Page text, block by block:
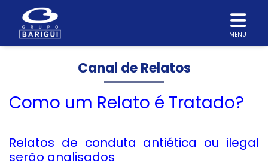
MENU
Canal de Relatos
Como um Relato é Tratado?
Relatos de conduta antiética ou ilegal
serão analisados